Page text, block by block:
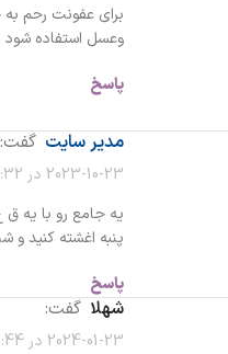
برای عفونت رحم به
وعسل استفاده
پاسخ
مدیر سایت گفت:
2023-10-23 در 7:32 ق.ظ
یه جامع رو با یه
پنبه اغشته کنید و
پاسخ
شهلا گفت:
2024-01-23 در 12:44 ب.ظ